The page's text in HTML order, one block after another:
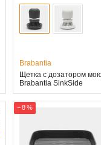
Brabantia
Щетка с дозатором
Brabantia SinkSide
− 8 %